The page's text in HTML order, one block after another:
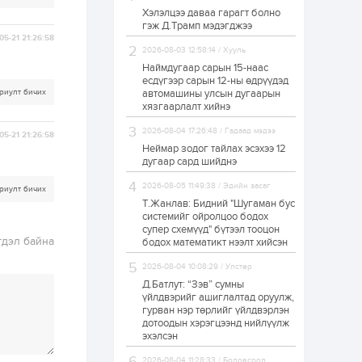
21 21:26:58
бичих
21 21:26:58
бичих
байна
ЗГ: Автобензин,
дизель түлшний
онцгой албан
татварыг тэглэлээ
1 өдөр 2
З.Мэндсайхан:
Хүнсний нөөцийг
бэлтгэх агуулах,
зоорь бэлтгэх ААН-
үүдэд хөнгөлөлттэй
зээл олгоно
1 өдөр
Европ дахь
монголчуудын
соёлын наадам
боллоо
1 өдөр 2 0
Өнгөрсөн сард
1,439.2 кг үнэт
металл худалдан
авчээ
Хэлэлцээ даваа гарагт болно
гэж Д.Трамп мэдэгджээ
2026-08-03 12:58:14 / Хууль
Наймдугаар сарын 15-наас
есдүгээр сарын 12-ны өдрүүдэд
автомашины улсын дугаарын
хязгаарлалт хийнэ
2026-08-04 17:26:48 / Гадаад мэдээ
Неймар зодог тайлах эсэхээ 12
дугаар сард шийднэ
2026-08-05 11:49:38 / Эдийн засаг
Т.Жанлав: Бидний "Шугаман бус
системийг ойролцоо бодох
супер схемүүд" бүтээл тооцон
бодох математикт нээлт хийсэн
2026-08-04 10:08:29 / Улстөр
Д.Батлут: “Зэв” сумны
үйлдвэрийг ашиглалтад оруулж,
гурван нэр төрлийг үйлдвэрлэн
дотоодын хэрэгцээнд нийлүүлж
эхэлсэн